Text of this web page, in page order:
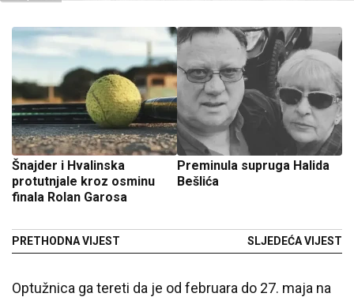
Šnajder i Hvalinska
protutnjale kroz osminu
finala Rolan Garosa
PRETHODNA VIJEST
Preminula supruga Halida
Bešlića
SLJEDEĆA VIJEST
Optužnica ga tereti da je od februara do 27. maja na